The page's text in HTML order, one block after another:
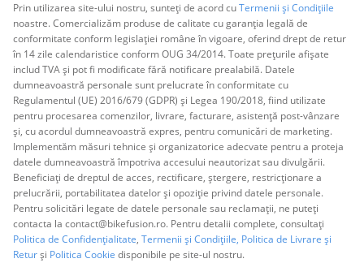
Prin utilizarea site-ului nostru, sunteți de acord cuTermenii și Condițiile
noastre. Comercializăm produse de calitate cu garanția legală de
conformitate conform legislației române în vigoare, oferind drept de retur
în 14 zile calendaristice conform OUG 34/2014. Toate prețurile afișate
includ TVA și pot fi modificate fără notificare prealabilă. Datele
dumneavoastră personale sunt prelucrate în conformitate cu
Regulamentul (UE) 2016/679 (GDPR) și Legea 190/2018, fiind utilizate
pentru procesarea comenzilor, livrare, facturare, asistență post-vânzare
și, cu acordul dumneavoastră expres, pentru comunicări de marketing.
Implementăm măsuri tehnice și organizatorice adecvate pentru a proteja
datele dumneavoastră împotriva accesului neautorizat sau divulgării.
Beneficiați de dreptul de acces, rectificare, ștergere, restricționare a
prelucrării, portabilitatea datelor și opoziție privind datele personale.
Pentru solicitări legate de datele personale sau reclamații, ne puteți
contacta la contact@bikefusion.ro. Pentru detalii complete, consultați
Politica de Confidențialitate, Termenii și Condițiile, Politica de Livrare și
Returși Politica Cookie disponibile pe site-ul nostru.